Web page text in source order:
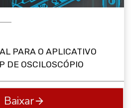
PARA O APLICATIVO
DE OSCILOSCÓPIO
Baixar